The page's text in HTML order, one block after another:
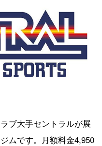
ブ大手セントラルが展
ムです。月額料金4,950